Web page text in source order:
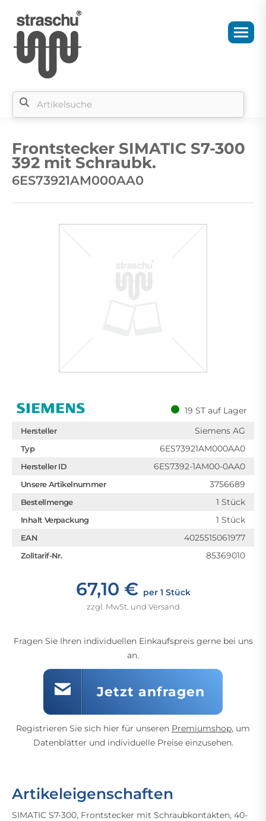
Frontstecker SIMATIC S7-300
392 mit Schraubk.
6ES73921AM000AA0
19 ST auf Lager
Hersteller Siemens AG
Typ 6ES73921AM000AA0
Hersteller ID 6ES7392-1AM00-0AA0
Unsere Artikelnummer 3756689
Bestellmenge 1 Stück
Inhalt Verpackung 1 Stück
EAN 4025515061977
Zolltarif-Nr. 85369010
67,10 € per 1 Stück
zzgl. MwSt. und Versand
Fragen Sie Ihren individuellen Einkaufspreis gerne bei uns
an.
Jetzt anfragen
Registrieren Sie sich hier für unseren Premiumshop, um
Datenblätter und individuelle Preise einzusehen.
Artikeleigenschaften
SIMATIC S7-300, Frontstecker mit Schraubkontakten, 40-